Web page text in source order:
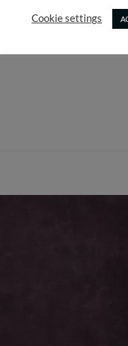
Cookie settings